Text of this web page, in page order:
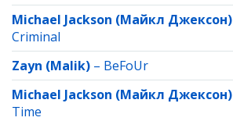
Michael Jackson (Майкл Джексон)
Criminal
Zayn (Malik) – BeFoUr
Michael Jackson (Майкл Джексон)
Time